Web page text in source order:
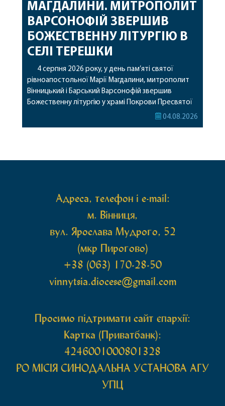
МАГДАЛИНИ. МИТРОПОЛИТ
ВАРСОНОФІЙ ЗВЕРШИВ
БОЖЕСТВЕННУ ЛІТУРГІЮ В
СЕЛІ ТЕРЕШКИ
4 серпня 2026 року, у день пам’яті святої
рівноапостольної Марії Магдалини, митрополит
Вінницький і Барський Варсонофій звершив
Божественну літургію у храмі Покрови Пресвятої
Богородиці села Терешки Барського благочиння.
04.08.2026
Адреса, телефон і e-mail:
м. Вінниця,
вул. Ярослава Мудрого, 52
(мкр Пирогово)
+38 (063) 170-28-50
vinnytsia.diocese@gmail.com
Просимо підтримати сайт єпархії:
Картка (Приватбанк):
4246001000801328
РО МIСIЯ СИНОДАЛЬНА УСТАНОВА АГУ
УПЦ